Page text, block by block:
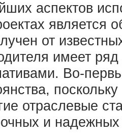
аспектов
является
от
имеет
Во-
отраслевые
и